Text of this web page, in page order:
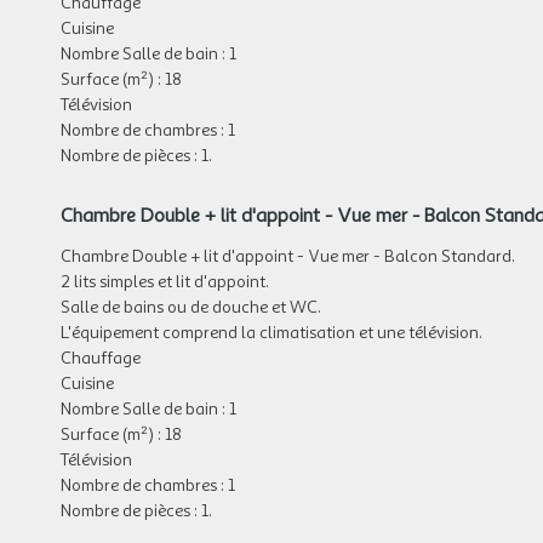
Cuisine
Nombre Salle de bain : 1
Surface (m²) : 18
Télévision
Nombre de chambres : 1
Nombre de pièces : 1.
Chambre Double + lit d'appoint - Vue mer - Balcon
Chambre Double + lit d'appoint - Vue mer - Balcon Standard.
2 lits simples et lit d'appoint.
Salle de bains ou de douche et WC.
L'équipement comprend la climatisation et une télévision.
Chauffage
Cuisine
Nombre Salle de bain : 1
Surface (m²) : 18
Télévision
Nombre de chambres : 1
Nombre de pièces : 1.